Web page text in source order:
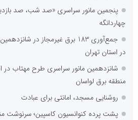
پنجمین مانور سراسری «صد شب، صد
چهاردانگه
جمع‌آوری 183 برق غیرمجاز در
در استان تهران
شانزدهمین مانور سراسری طرح مهتاب در
منطقه برق لواسان
روشنایی مسجد، امانتی برای عبادت
پشت پرده کنوانسیون کاسپین؛ سرنوشت